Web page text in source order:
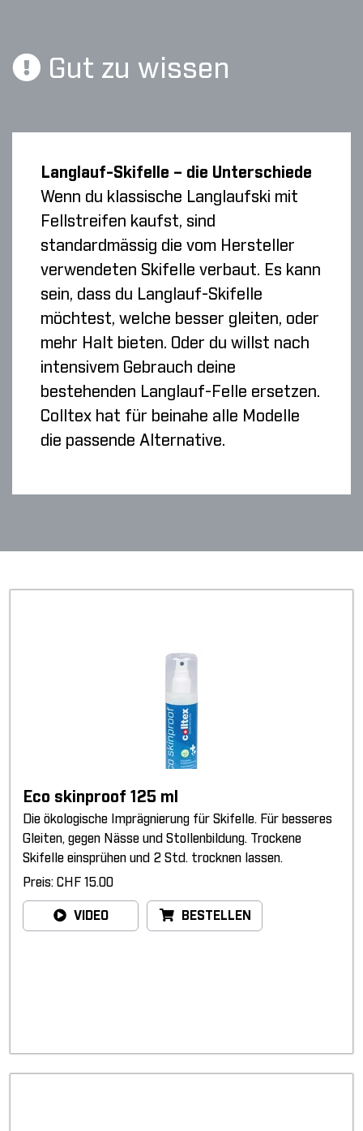
Gut zu wissen
Langlauf-Skifelle – die Unterschiede
Wenn du klassische Langlaufski mit
Fellstreifen kaufst, sind
standardmässig die vom Hersteller
verwendeten Skifelle verbaut. Es kann
sein, dass du Langlauf-Skifelle
möchtest, welche besser gleiten, oder
mehr Halt bieten. Oder du willst nach
intensivem Gebrauch deine
bestehenden Langlauf-Felle ersetzen.
Colltex hat für beinahe alle Modelle
die passende Alternative.
Eco skinproof 125 ml
Die ökologische Imprägnierung für Skifelle. Für besseres
Gleiten, gegen Nässe und Stollenbildung. Trockene
Skifelle einsprühen und 2 Std. trocknen lassen.
Preis: CHF 15.00
VIDEO BESTELLEN